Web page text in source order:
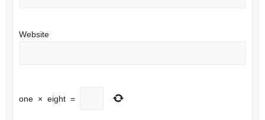
Website
one × eight =